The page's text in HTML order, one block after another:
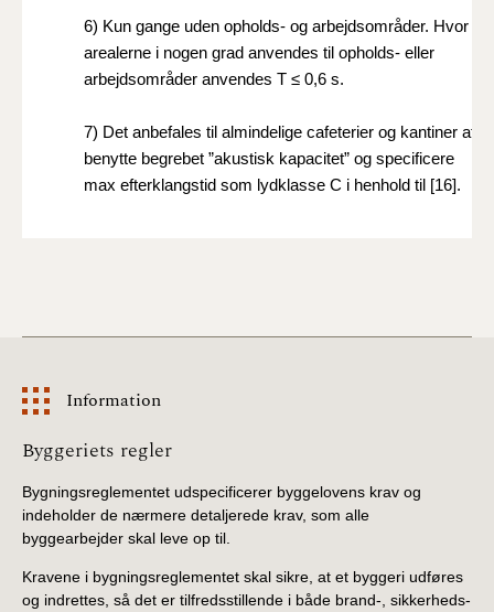
6) Kun gange uden opholds- og arbejdsområder. Hvor
arealerne i nogen grad anvendes til opholds- eller
arbejdsområder anvendes T ≤ 0,6 s.
7) Det anbefales til almindelige cafeterier og kantiner at
benytte begrebet ”akustisk kapacitet” og specificere
max efterklangstid som lydklasse C i henhold til [16].
Information
Information
Byggeriets regler
Bygningsreglementet udspecificerer byggelovens krav og
indeholder de nærmere detaljerede krav, som alle
byggearbejder skal leve op til.
Kravene i bygningsreglementet skal sikre, at et byggeri udføres
og indrettes, så det er tilfredsstillende i både brand-, sikkerheds-